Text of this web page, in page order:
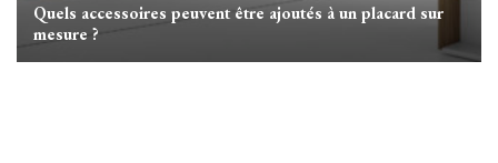
Quels accessoires peuvent être ajoutés à un placard sur
mesure ?